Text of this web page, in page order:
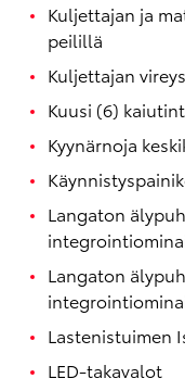
Kuljettajan ja
peilillä
Kuljettajan
Kuusi (6)
Kyynärnoja
Langaton
Langaton
Lastenistuimen
LED-takavalot